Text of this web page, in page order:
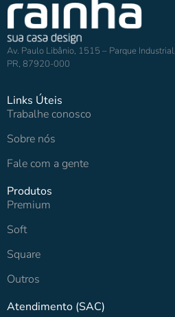
Av. Paulo Libânio, 1515 – Parque
PR, 87920-000
Links Úteis
Trabalhe conosco
Sobre nós
Fale com a gente
Produtos
Premium
Soft
Square
Outros
Atendimento (SAC)